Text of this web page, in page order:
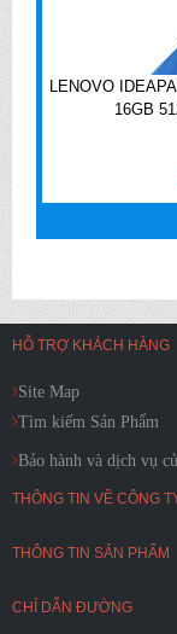
LENOVO
16GB
HỖ TRỢ KHÁCH HÀNG
Site Map
Tìm kiếm Sản Phẩm
Bảo hành và dịch vụ
THÔNG TIN VỀ CÔNG
THÔNG TIN SẢN PHẨM
CHỈ DẪN ĐƯỜNG